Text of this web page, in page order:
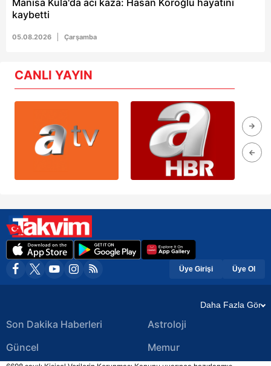
kaybetti
05.08.2026 Çarşamba
CANLI YAYIN
Üye Girişi Üye Ol
Daha Fazla Gör
Son Dakika Haberleri
Güncel
Astroloji
Memur